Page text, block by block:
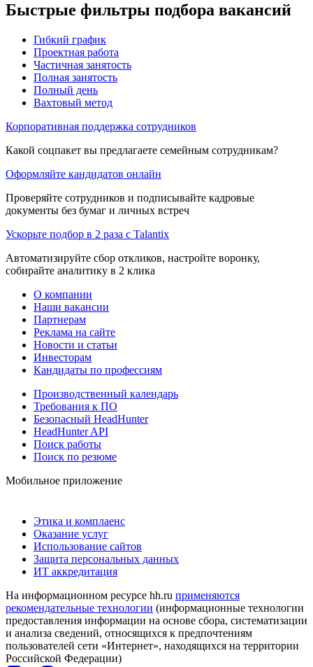
Быстрые фильтры подбора вакансий
Гибкий график
Проектная работа
Частичная занятость
Полная занятость
Полный день
Вахтовый метод
Корпоративная поддержка сотрудников
Какой соцпакет вы предлагаете семейным сотрудникам?
Оформляйте кандидатов онлайн
Проверяйте сотрудников и подписывайте кадровые
документы без бумаг и личных встреч
Ускорьте подбор в 2 раза с Talantix
Автоматизируйте сбор откликов, настройте воронку,
собирайте аналитику в 2 клика
О компании
Наши вакансии
Партнерам
Реклама на сайте
Новости и статьи
Инвесторам
Кандидаты по профессиям
Производственный календарь
Требования к ПО
Безопасный HeadHunter
HeadHunter API
Поиск работы
Поиск по резюме
Мобильное приложение
Этика и комплаенс
Оказание услуг
Использование сайтов
Защита персональных данных
ИТ аккредитация
На информационном ресурсе hh.ru применяются
рекомендательные технологии (информационные технологии
предоставления информации на основе сбора, систематизации
и анализа сведений, относящихся к предпочтениям
пользователей сети «Интернет», находящихся на территории
Российской Федерации)